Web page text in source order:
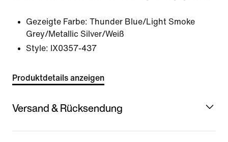
Gezeigte Farbe: Thunder Blue/Light Smoke
Grey/Metallic Silver/Weiß
Style: IX0357-437
Produktdetails anzeigen
Versand & Rücksendung